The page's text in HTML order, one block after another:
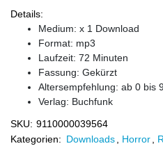
Details:
Medium: x 1 Download
Format: mp3
Laufzeit: 72 Minuten
Fassung: Gekürzt
Altersempfehlung: ab 0 bis
Verlag: Buchfunk
SKU: 9110000039564
Kategorien: Downloads Horror